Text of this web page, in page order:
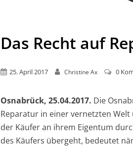
Das Recht auf
25. April 2017 Christine Ax 0
Osnabrück, 25.04.2017. Die
Reparatur in einer vernetzten
der Käufer an ihrem Eigentum
des Käufers übergeht, bedeutet